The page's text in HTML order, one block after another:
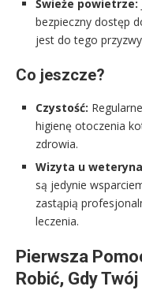
Świeże powietrze:
bezpieczny dostęp
jest do tego
Co jeszcze?
Czystość:
higienę otoczenia
zdrowia.
Wizyta u
są jedynie
zastąpią
leczenia.
Pierwsza
Robić, Gdy